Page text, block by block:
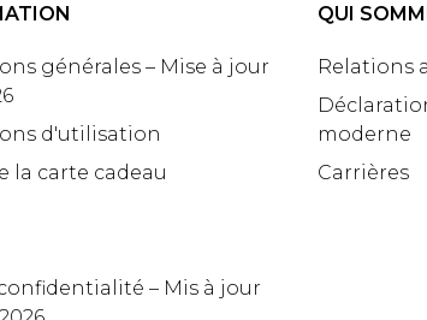
générales – Mise à jour
d'utilisation
la carte cadeau
– Mis à jour
QUI
Relations
moderne
Carrières